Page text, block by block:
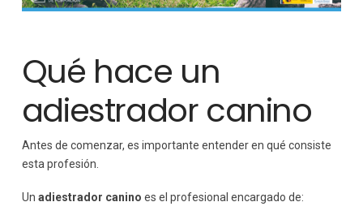
Qué hace un
adiestrador canino
Antes de comenzar, es importante entender en qué consiste
esta profesión.
Un adiestrador canino es el profesional encargado de: